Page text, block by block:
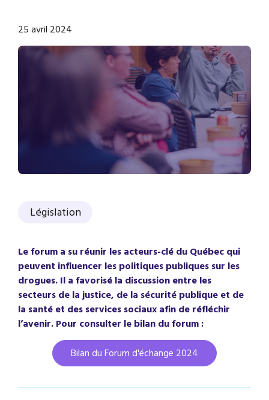
25 avril 2024
Le forum a su réunir les acteurs-clé du Québec qui
peuvent influencer les politiques publiques sur les
drogues. Il a favorisé la discussion entre les
secteurs de la justice, de la sécurité publique et de
la santé et des services sociaux afin de réfléchir
l’avenir. Pour consulter le bilan du forum :
Bilan du Forum d'échange 2024
Législation